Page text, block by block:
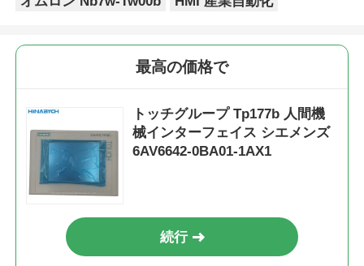
最高の価格で
トッチグループ Tp177b 人間機
械インターフェイス シエメンズ
6AV6642-0BA01-1AX1
続行